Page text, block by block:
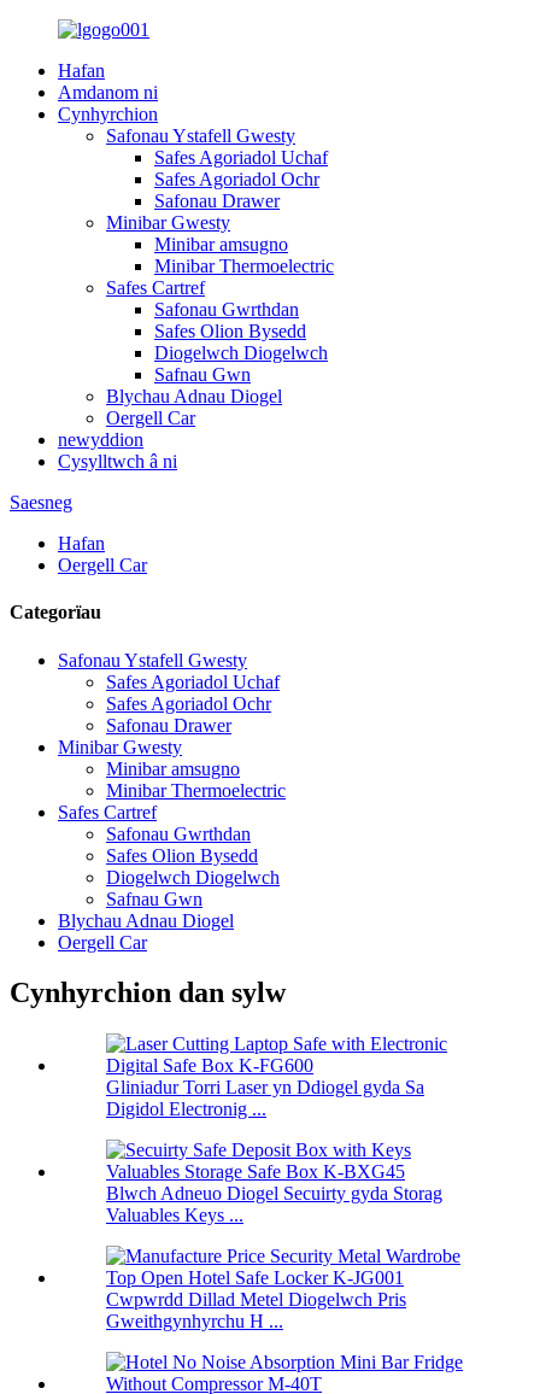
Hafan
Amdanom ni
Cynhyrchion
Safonau Ystafell Gwesty
Safes Agoriadol Uchaf
Safes Agoriadol Ochr
Safonau Drawer
Minibar Gwesty
Minibar amsugno
Minibar Thermoelectric
Safes Cartref
Safonau Gwrthdan
Safes Olion Bysedd
Diogelwch Diogelwch
Safnau Gwn
Blychau Adnau Diogel
Oergell Car
newyddion
Cysylltwch â ni
Saesneg
Hafan
Oergell Car
Categorïau
Safonau Ystafell Gwesty
Safes Agoriadol Uchaf
Safes Agoriadol Ochr
Safonau Drawer
Minibar Gwesty
Minibar amsugno
Minibar Thermoelectric
Safes Cartref
Safonau Gwrthdan
Safes Olion Bysedd
Diogelwch Diogelwch
Safnau Gwn
Blychau Adnau Diogel
Oergell Car
Cynhyrchion dan sylw
Gliniadur Torri Laser yn Ddiogel gyda Sa
Digidol Electronig ...
Blwch Adneuo Diogel Secuirty gyda Storag
Valuables Keys ...
Cwpwrdd Dillad Metel Diogelwch Pris
Gweithgynhyrchu H ...